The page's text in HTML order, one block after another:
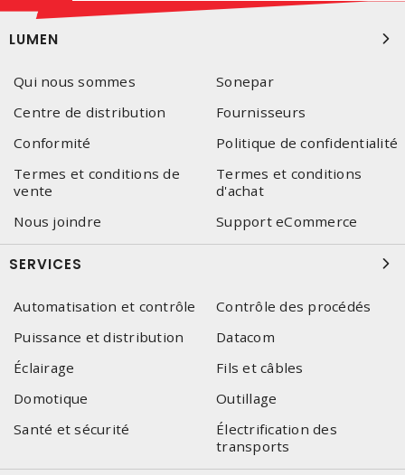
LUMEN
Qui nous sommes
Sonepar
Centre de distribution
Fournisseurs
Conformité
Politique de confidentialité
Termes et conditions de
vente
Termes et conditions
d'achat
Nous joindre
Support eCommerce
SERVICES
Automatisation et contrôle
Contrôle des procédés
Puissance et distribution
Datacom
Éclairage
Fils et câbles
Domotique
Outillage
Santé et sécurité
Électrification des
transports